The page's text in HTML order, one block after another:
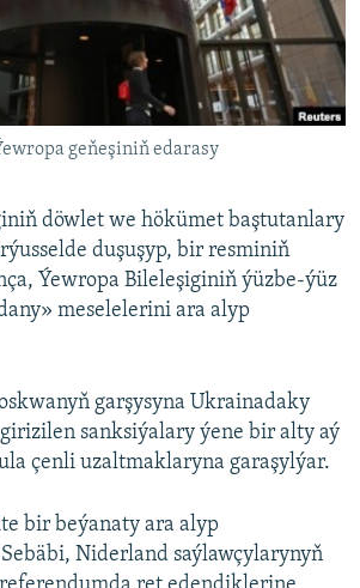
geňeşiniň edarasy
döwlet we hökümet baştutanlary
duşuşyp, bir resminiň
Ýewropa Bileleşiginiň ýüzbe-ýüz
meselelerini ara alyp
garşysyna Ukrainadaky
sanksiýalary ýene bir alty aý
çenli uzaltmaklaryna garaşylýar.
bir beýanaty ara alyp
Niderland saýlawçylarynyň